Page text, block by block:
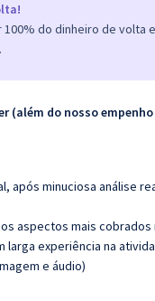
do dinheiro de volta
(além do nosso
após minuciosa análise
aspectos mais cobrados
experiência na
e áudio)